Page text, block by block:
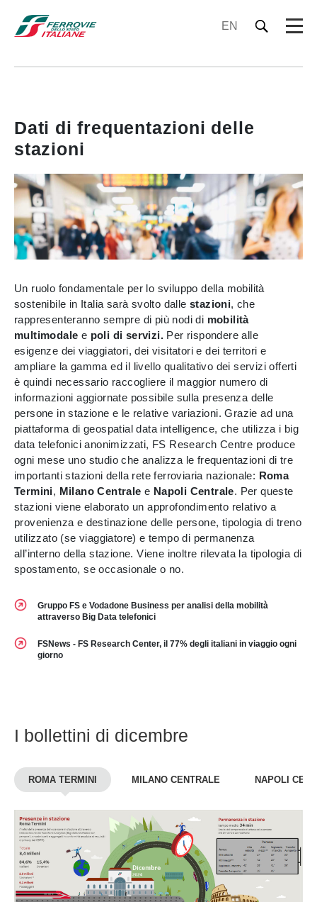
EN
Dati di frequentazioni delle
stazioni
Un ruolo fondamentale per lo sviluppo della mobilità
sostenibile in Italia sarà svolto dalle stazioni, che
rappresenteranno sempre di più nodi di mobilità
multimodale e poli di servizi. Per rispondere alle
esigenze dei viaggiatori, dei visitatori e dei territori e
ampliare la gamma ed il livello qualitativo dei servizi offerti
è quindi necessario raccogliere il maggior numero di
informazioni aggiornate possibile sulla presenza delle
persone in stazione e le relative variazioni. Grazie ad una
piattaforma di geospatial data intelligence, che utilizza i big
data telefonici anonimizzati, FS Research Centre produce
ogni mese uno studio che analizza le frequentazioni di tre
importanti stazioni della rete ferroviaria nazionale: Roma
Termini, Milano Centralee Napoli Centrale. Per queste
stazioni viene elaborato un approfondimento relativo a
provenienza e destinazione delle persone, tipologia di treno
utilizzato (se viaggiatore) e tempo di permanenza
all’interno della stazione. Viene inoltre rilevata la tipologia di
spostamento, se occasionale o no.
Gruppo FS e Vodadone Business per analisi della mobilità
attraverso Big Data telefonici
FSNews - FS Research Center, il 77% degli italiani in viaggio ogni
giorno
I bollettini di dicembre
ROMA TERMINI MILANO CENTRALE NAPOLI